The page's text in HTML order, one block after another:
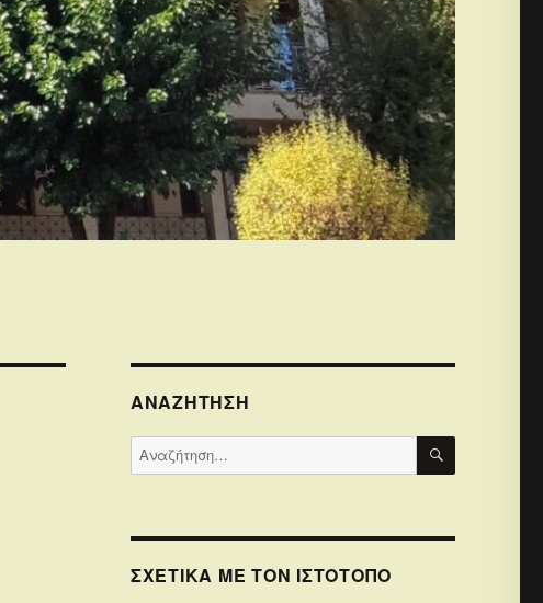
ΑΝΑΖΉΤΗΣΗ
Αναζήτηση
για:
ΣΧΕΤΙΚΆ ΜΕ ΤΟΝ ΙΣΤΌΤΟΠΟ